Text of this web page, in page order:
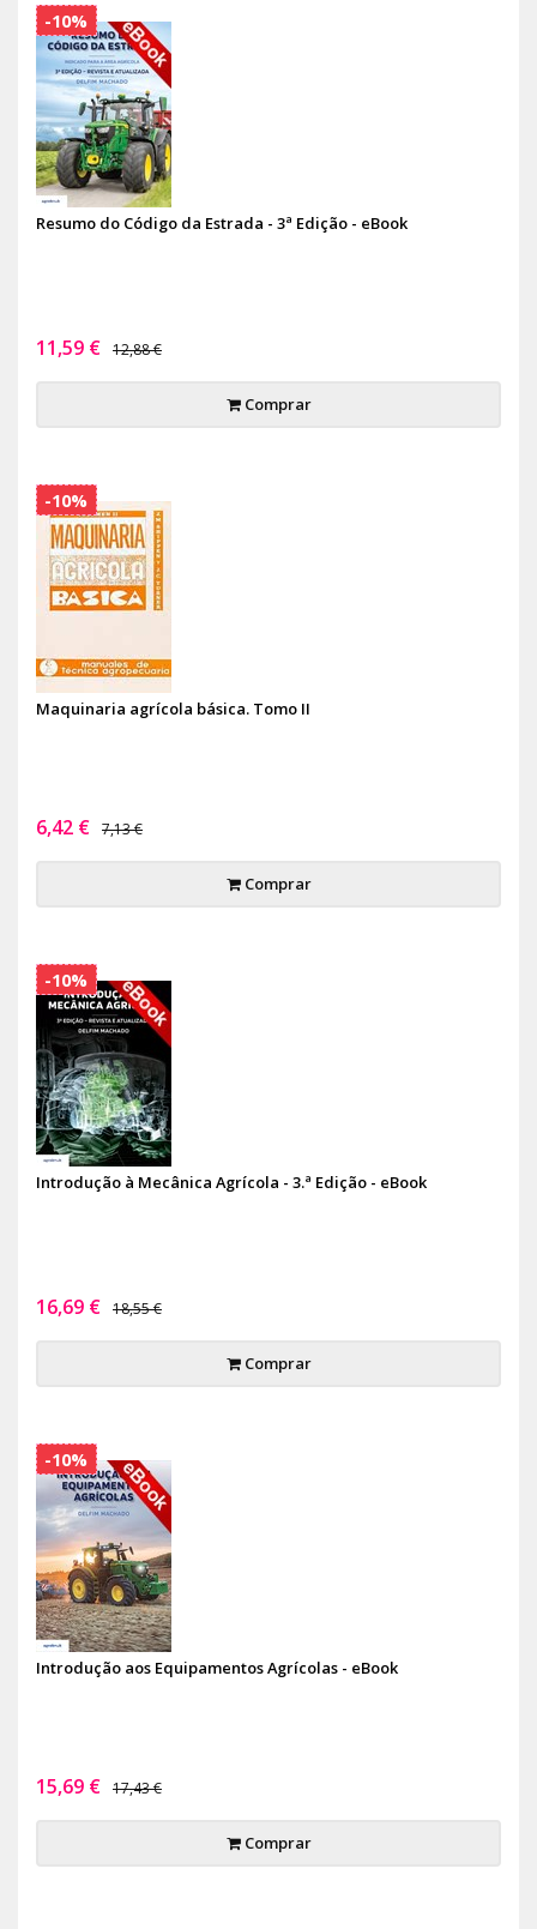
Resumo do Código da Estrada - 3ª Edição - eBook
11,59 € 12,88 €
Comprar
-10%
Maquinaria agrícola básica. Tomo II
6,42 € 7,13 €
Comprar
-10%
Introdução à Mecânica Agrícola - 3.ª Edição - eBook
16,69 € 18,55 €
Comprar
-10%
Introdução aos Equipamentos Agrícolas - eBook
15,69 € 17,43 €
Comprar
-10%